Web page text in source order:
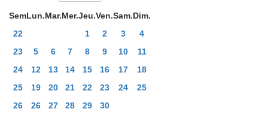
SemLun.Mar.Mer.Jeu.Ven.Sam.Dim.
22
1 2 3
4
23
5 6 7 8 9 10
11
24
12 13 14 15 16 17
18
25
19 20 21 22 23 24
25
26
26 27 28 29 30